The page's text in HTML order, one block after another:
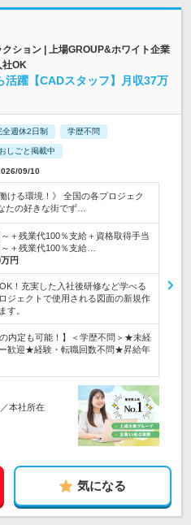
ション | 上場GROUP&ホワイト企業
社OK
活躍【CADスタッフ】月収37万
全週休2日制 学歴不問
しごと掲載中
09/10
ける環境！》 全国の各プロジェク
たの好きな街でず…
～＋残業代100％支給＋資格取得手当
＋残業代100％支給…
円
！充実した入社後研修など学べる
ジェクトで使用される図面の新規作
す。
の内定も可能！】＜学歴不問＞★未経
歓迎★経験・転職回数不問★昇給年
本社所在
気になる